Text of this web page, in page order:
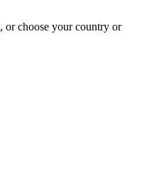
, or choose your country or